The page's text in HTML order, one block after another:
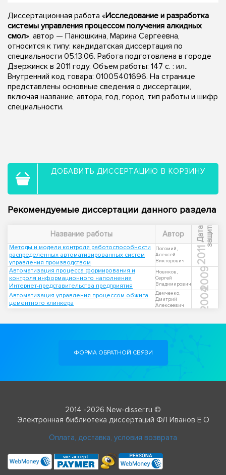
Диссертационная работа «Исследование и разработка
системы управления процессом получения алкидных
смол», автор — Панюшкина, Марина Сергеевна,
относится к типу: кандидатская диссертация по
специальности 05.13.06. Работа подготовлена в городе
Дзержинск в 2011 году. Объем работы: 147 с. : ил..
Внутренний код товара: 01005401696. На странице
представлены основные сведения о диссертации,
включая название, автора, год, город, тип работы и шифр
специальности.
ДОБАВИТЬ ДИССЕРТАЦИЮ В КОРЗИНУ
Рекомендуемые диссертации данного раздела
Название работы Автор Д
а
т
а
з
а
щ
и
т ы
Методы и модели контроля работоспособности
распределённых автоматизированных систем
управления производством
Погомий,
Алексей
Викторович
2011
Автоматизация процесса формирования и
контроля информационного наполнения
Интернет-представительства предприятия
Новиков,
Сергей
Владимирович
2009
Автоматизация управления процессом обжига
цементного клинкера
Демченко,
Дмитрий
Алексеевич
2004
ФОРМА ОБРАТНОЙ СВЯЗИ
2014 -2026 New-disser.ru ©
Электронная библиотека диссертаций ФЛ Иванов Е О
Оплата, доставка, условия возврата